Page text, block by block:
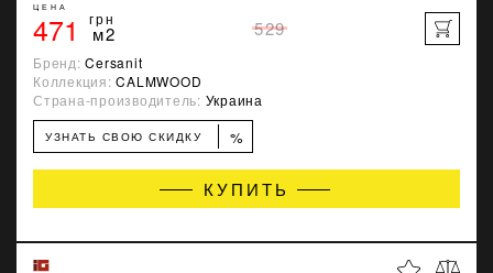
ЦЕНА
471 грн
м2 529
Бренд:Cersanit
Коллекция:CALMWOOD
Страна-производитель: Украина
УЗНАТЬ СВОЮ СКИДКУ %
КУПИТЬ